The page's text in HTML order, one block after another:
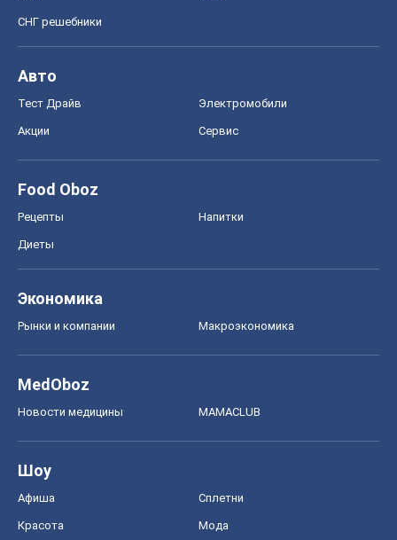
СНГ решебники
Авто
Тест Драйв Электромобили
Акции Сервис
Food Oboz
Рецепты Напитки
Диеты
Экономика
Рынки и компании Mакроэкономика
MedOboz
Новости медицины MAMACLUB
Шоу
Афиша Сплетни
Красота Мода